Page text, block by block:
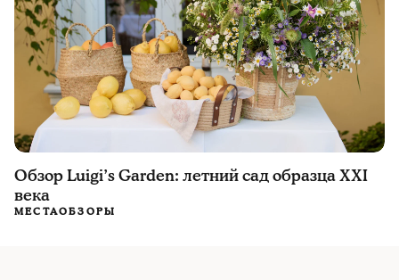
Обзор Luigi’s Garden: летний сад образца ХXI
века
МЕСТАОБЗОРЫ